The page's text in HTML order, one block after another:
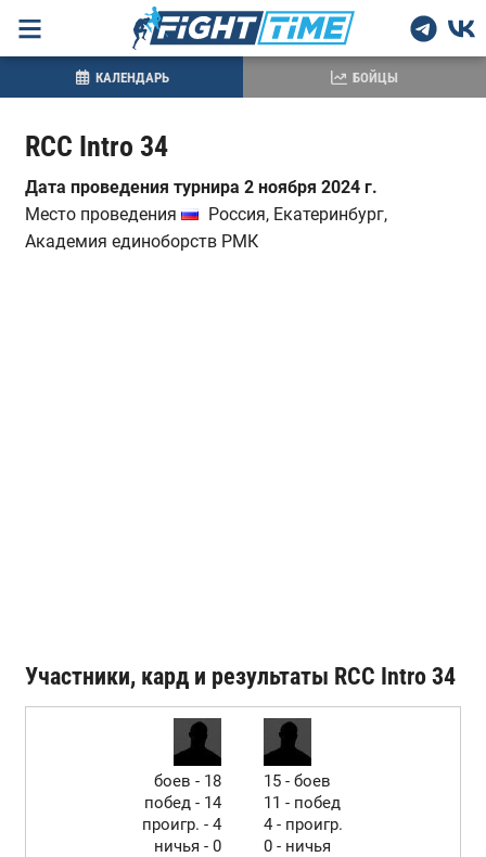
RCC Intro 34
Дата проведения турнира 2 ноября 2024 г.
Место проведения
Россия, Екатеринбург,
Академия единоборств РМК
Участники, кард и результаты RCC Intro 34
боев - 18
побед - 14
проигр. - 4
ничья - 0
15 - боев
11 - побед
4 - проигр.
0 - ничья
КАЛЕНДАРЬ БОЙЦЫ